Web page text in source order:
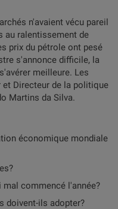
n'avaient vécu pareil
au ralentissement de
prix du pétrole ont pesé
s'annonce difficile, la
meilleure. Les
Directeur de la politique
Martins da Silva.
économique mondiale
commencé l'année?
doivent-ils adopter?